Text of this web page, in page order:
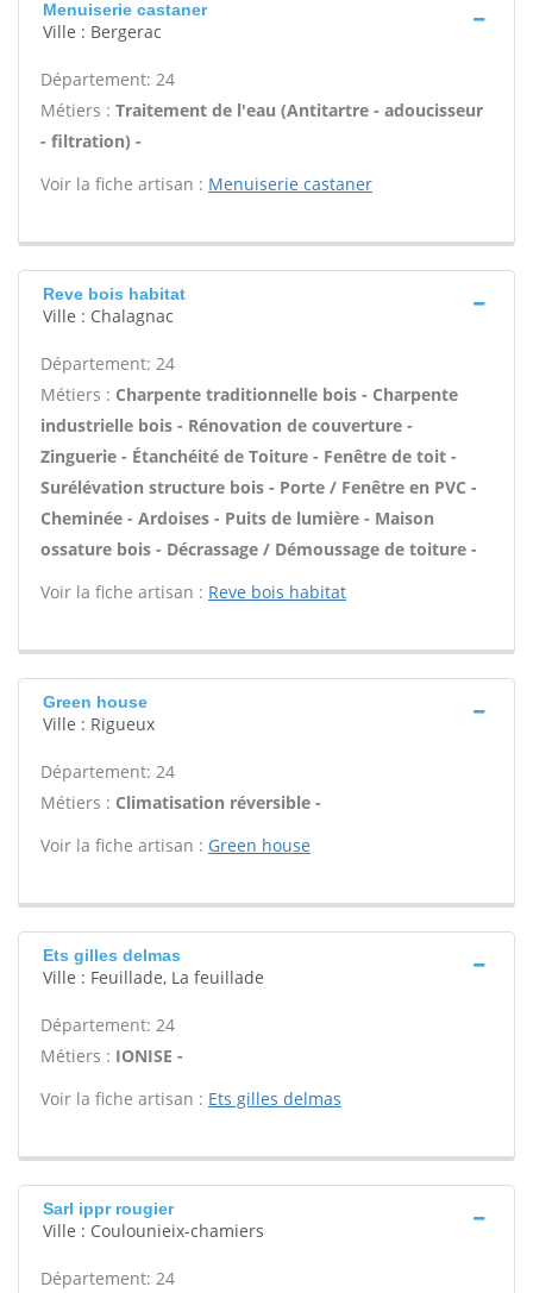
Menuiserie castaner
Ville : Bergerac
Département: 24
Métiers : Traitement de l'eau (Antitartre - adoucisseur
- filtration) -
Voir la fiche artisan : Menuiserie castaner
Reve bois habitat
Ville : Chalagnac
Département: 24
Métiers : Charpente traditionnelle bois - Charpente
industrielle bois - Rénovation de couverture -
Zinguerie - Étanchéité de Toiture - Fenêtre de toit -
Surélévation structure bois - Porte / Fenêtre en PVC -
Cheminée - Ardoises - Puits de lumière - Maison
ossature bois - Décrassage / Démoussage de toiture -
Voir la fiche artisan : Reve bois habitat
Green house
Ville : Rigueux
Département: 24
Métiers : Climatisation réversible -
Voir la fiche artisan : Green house
Ets gilles delmas
Ville : Feuillade, La feuillade
Département: 24
Métiers : IONISE -
Voir la fiche artisan : Ets gilles delmas
Sarl ippr rougier
Ville : Coulounieix-chamiers
Département: 24